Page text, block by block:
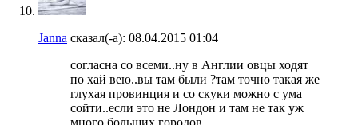
Janna сказал(-а): 08.04.2015 01:04
согласна со всеми..ну в Англии овцы ходят
по хай вею..вы там были ?там точно такая же
глухая провинция и со скуки можно с ума
сойти..если это не Лондон и там не так уж
много больших городов..